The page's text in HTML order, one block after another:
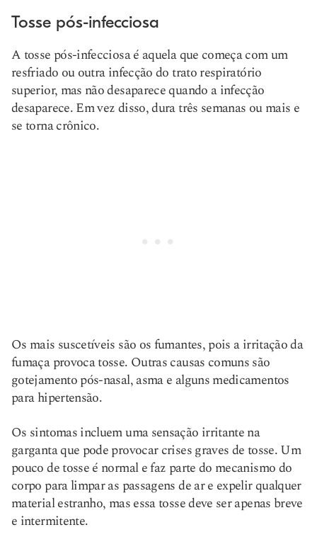
Tosse pós-infecciosa
A tosse pós-infecciosa é aquela que começa com um
resfriado ou outra infecção do trato respiratório
superior, mas não desaparece quando a infecção
desaparece. Em vez disso, dura três semanas ou mais e
se torna crônico.
Os mais suscetíveis são os fumantes, pois a irritação da
fumaça provoca tosse. Outras causas comuns são
gotejamento pós-nasal, asma e alguns medicamentos
para hipertensão.
Os sintomas incluem uma sensação irritante na
garganta que pode provocar crises graves de tosse. Um
pouco de tosse é normal e faz parte do mecanismo do
corpo para limpar as passagens de ar e expelir qualquer
material estranho, mas essa tosse deve ser apenas breve
e intermitente.